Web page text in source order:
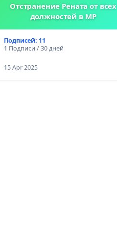
Отстранение Рената от всех
должностей в МР
Подписей: 11
1 Подписи / 30 дней
15 Apr 2025